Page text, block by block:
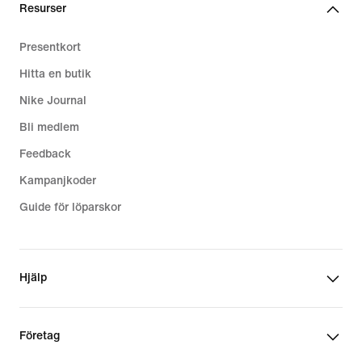
Resurser
Presentkort
Hitta en butik
Nike Journal
Bli medlem
Feedback
Kampanjkoder
Guide för löparskor
Hjälp
Företag